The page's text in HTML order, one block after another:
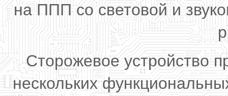
на ППП со световой и
Сторожевое устройство
нескольких